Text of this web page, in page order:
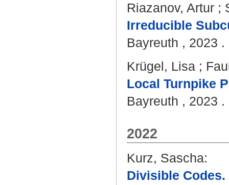
Riazanov, Artur ;
Irreducible
Bayreuth , 2023 .
Krügel, Lisa ;
Local Turnpike
Bayreuth , 2023 .
2022
Kurz, Sascha:
Divisible Codes.